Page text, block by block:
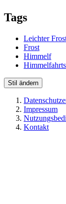
Tags
Leichter
Frost
Himmelf
Stil ändern
Impressum
Kontakt